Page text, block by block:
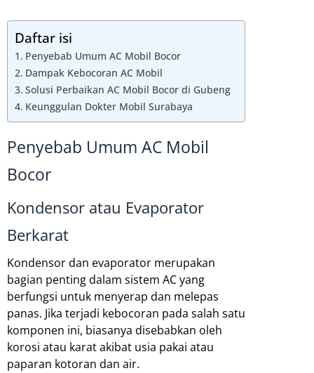
Daftar isi
Penyebab Umum AC Mobil Bocor
Dampak Kebocoran AC Mobil
Solusi Perbaikan AC Mobil Bocor di Gubeng
Keunggulan Dokter Mobil Surabaya
Penyebab Umum AC Mobil
Bocor
Kondensor atau Evaporator
Berkarat
Kondensor dan evaporator merupakan
bagian penting dalam sistem AC yang
berfungsi untuk menyerap dan melepas
panas. Jika terjadi kebocoran pada salah satu
komponen ini, biasanya disebabkan oleh
korosi atau karat akibat usia pakai atau
paparan kotoran dan air.